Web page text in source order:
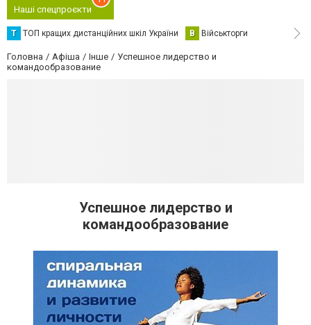
Наші спецпроєкти
Т ТОП кращих дистанційних шкіл України В Військторги
Головна Афіша Інше
Успешное лидерство и
командообразование
Успешное лидерство и
командообразование